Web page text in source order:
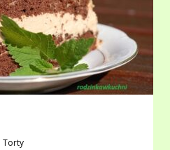
Torty